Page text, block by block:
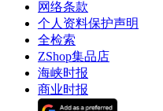
网络条款
个人资料保护声明
全检索
ZShop集品店
海峡时报
商业时报